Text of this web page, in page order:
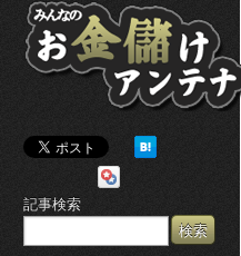
記事検索